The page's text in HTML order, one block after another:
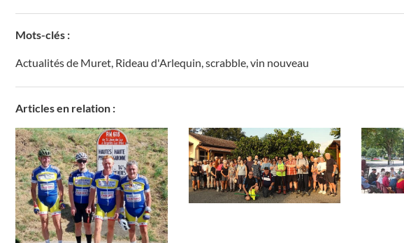
Mots-clés :
Actualités de Muret, Rideau d'Arlequin,scrabble,vin nouveau
Articles en relation :